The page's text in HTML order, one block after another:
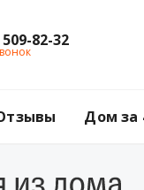
82-32
Дом за